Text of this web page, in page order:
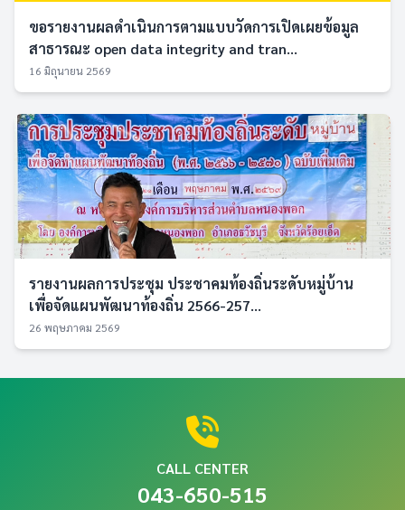
ขอรายงานผลดำเนินการตามแบบวัดการเปิดเผยข้อมูล
สาธารณะ open data integrity and tran...
16 มิถุนายน 2569
รายงานผลการประชุม ประชาคมท้องถิ่นระดับหมู่บ้าน
เพื่อจัดแผนพัฒนาท้องถิ่น 2566-257...
26 พฤษภาคม 2569
CALL CENTER
043-650-515